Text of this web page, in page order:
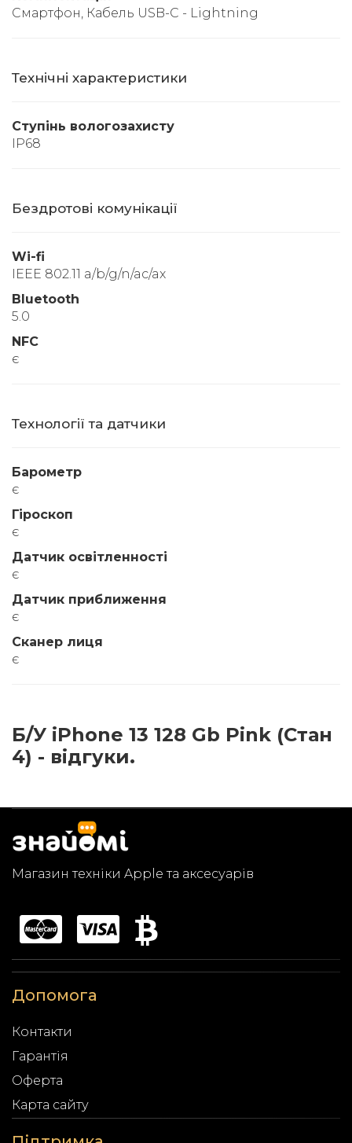
Смартфон, Кабель USB-C - Lightning
Технічні характеристики
Ступінь вологозахисту
IP68
Бездротові комунікації
Wi-fi
IEEE 802.11 a/b/g/n/ac/ax
Bluetooth
5.0
NFC
є
Технології та датчики
Барометр
є
Гіроскоп
є
Датчик освітленності
є
Датчик приближення
є
Сканер лиця
є
Б/У iPhone 13 128 Gb Pink (Стан
4) - відгуки.
Магазин техніки Apple та аксесуарів
Допомога
Контакти
Гарантія
Оферта
Карта сайту